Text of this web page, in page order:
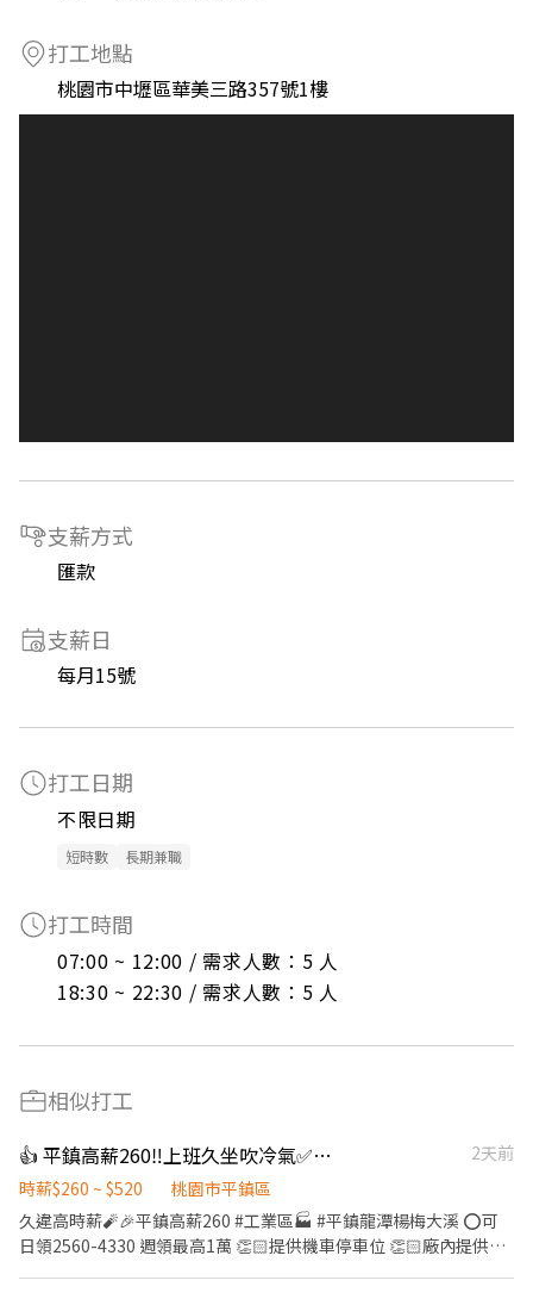
打工地點
桃園市中壢區華美三路357號1樓
支薪方式
匯款
支薪日
每月15號
打工日期
不限日期
短時數 長期兼職
打工時間
07:00 ~ 12:00 / 需求人數：5 人
18:30 ~ 22:30 / 需求人數：5 人
相似打工
👍 平鎮高薪260‼️上班久坐吹冷氣✅日領週領通通有
2天前
時薪$260 ~ $520
桃園市平鎮區
久違高時薪🧨🎉平鎮高薪260 #工業區🏭 #平鎮龍潭楊梅大溪 ⭕️可
日領2560-4330 週領最高1萬 👏🏻提供機車停車位 👏🏻廠內提供冰